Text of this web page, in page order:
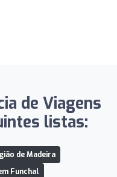
de Viagens
listas:
de Madeira
Funchal